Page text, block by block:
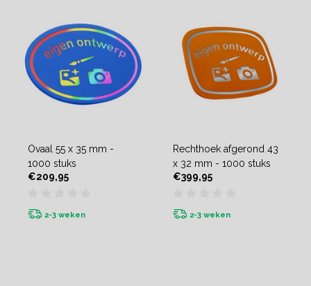
Ovaal 55 x 35 mm -
1000 stuks
€209,95
2-3 weken
Rechthoek afgerond 43
x 32 mm - 1000 stuks
€399,95
2-3 weken